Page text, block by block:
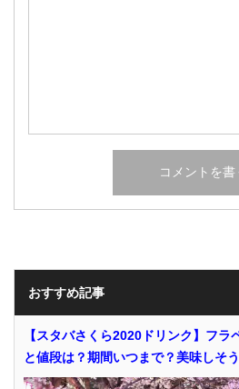
おすすめ記事
【スタバさくら2020ドリンク】フ
と値段は？期間いつまで？美味しそう